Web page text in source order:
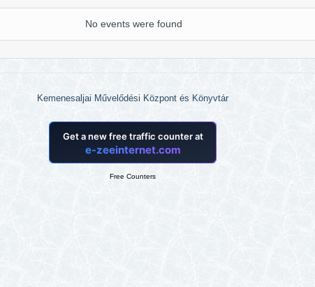
No events were found
Kemenesaljai Művelődési Központ és Könyvtár
Free Counters